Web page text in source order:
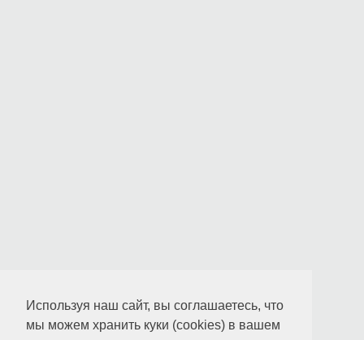
Используя наш сайт, вы соглашаетесь, что
мы можем хранить куки (cookies) в вашем